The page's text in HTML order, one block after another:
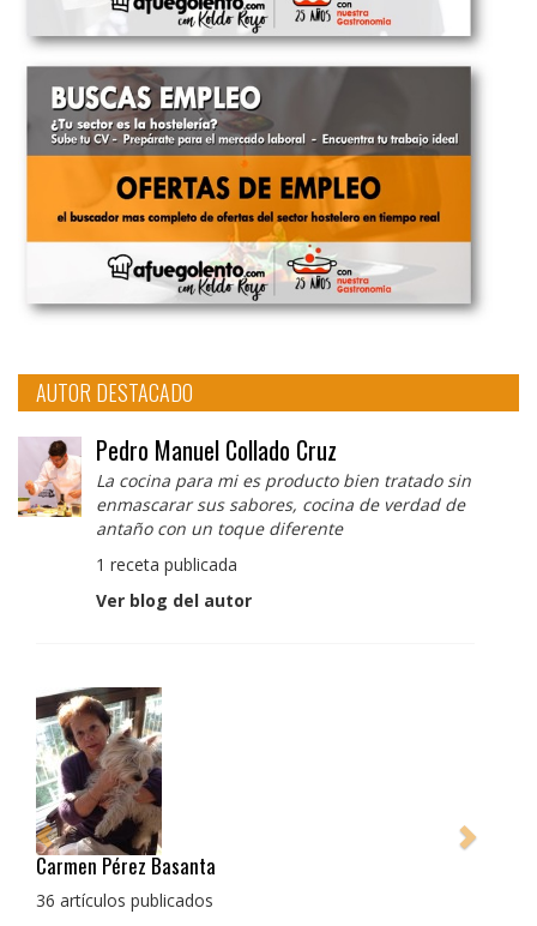
AUTOR DESTACADO
Pedro Manuel Collado Cruz
La cocina para mi es producto bien tratado sin
enmascarar sus sabores, cocina de verdad de
antaño con un toque diferente
1 receta publicada
Ver blog del autor
Pedro Manuel Collado Cruz
La cocina para mi es producto bien tratado sin